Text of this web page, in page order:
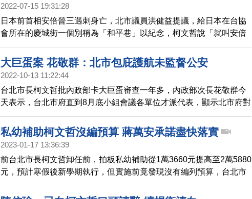
2022-07-15 19:31:28
日本前首相安倍晉三遇刺身亡，北市議員洪健益提議，給日本在台協
會所在的慶城街一個別稱為「和平巷」以紀念，柯文哲說「就叫安倍
巷就好」，會先與協會溝通。
大巨蛋案 花敬群：北市包庇護航未監督公安
2022-10-13 11:22:44
台北市長柯文哲批內政部卡大巨蛋審查一年多，內政部次長花敬群今
天表示，台北市府直到8月底小組會議各單位才派代表，顯示北市府對
審查的關懷不足，還在包庇、護航，未站在地方主管機關的角度監督
公安。
私幼補助柯文哲沒編預算 蔣萬安承諾盡快落實
2023-01-17 13:36:39
前台北市長柯文哲卸任前，拍板私幼補助從1萬3660元提高至2萬5880
元，預計寒假後新學期執行，但實施前竟發現沒有編列預算，台北市
議員質疑，等同柯文哲沒有先編預算，就搶著宣布政策紅利、強迫下
任市長蔣萬安買單。對此，蔣萬安今天（17日）回應，正積極跟中央